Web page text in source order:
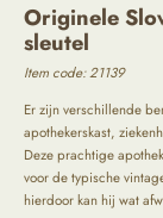
Originele
sleutel
Item code: 21139
Er zijn verschillende
apothekerskast,
Deze prachtige
voor de typische
hierdoor kan hij wat